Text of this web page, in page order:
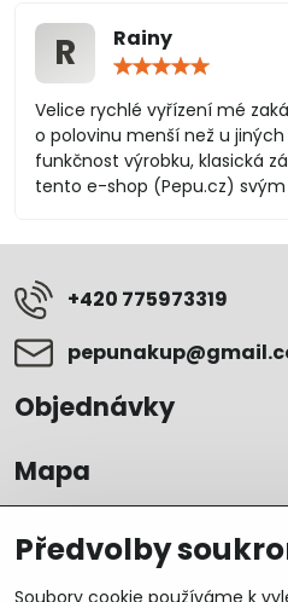
R Rainy
/
5
Velice rychlé vyřízení mé
o polovinu menší než u
funkčnost výrobku, klasická
tento e-shop (Pepu.cz)
+420 775973319
Objednávky
Mapa
Předvolby
Soubory cookie používáme k